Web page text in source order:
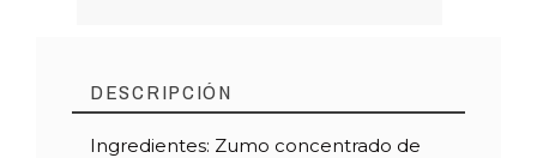
DESCRIPCIÓN
Ingredientes: Zumo concentrado de